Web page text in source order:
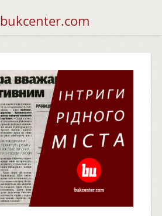
bukcenter.com